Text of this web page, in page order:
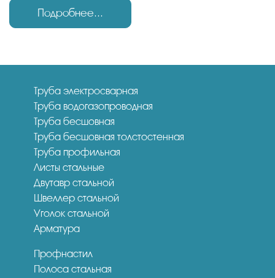
Подробнее...
Труба электросварная
Труба водогазопроводная
Труба бесшовная
Труба бесшовная толстостенная
Труба профильная
Листы стальные
Двутавр стальной
Швеллер стальной
Уголок стальной
Арматура
Профнастил
Полоса стальная